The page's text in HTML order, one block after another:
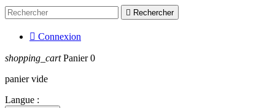
 Rechercher
 Connexion
shopping_cart Panier 0
panier vide
Langue :